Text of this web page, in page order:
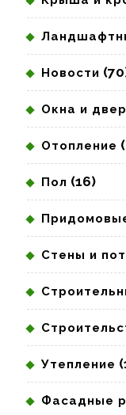
Новости
Окна и
Отопление
Пол (16)
Стены и
Утепление
Фасадные